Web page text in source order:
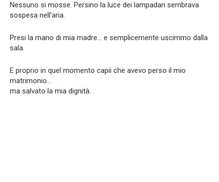
Nessuno si mosse. Persino la luce dei lampadari sembrava
sospesa nell’aria.
Presi la mano di mia madre… e semplicemente uscimmo dalla
sala.
E proprio in quel momento capii che avevo perso il mio
matrimonio…
ma salvato la mia dignità.